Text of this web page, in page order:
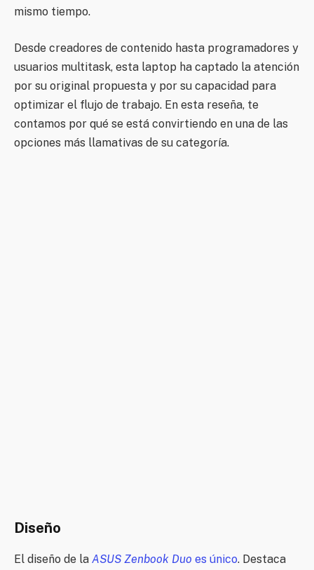
mismo tiempo.
Desde creadores de contenido hasta programadores y
usuarios multitask, esta laptop ha captado la atención
por su original propuesta y por su capacidad para
optimizar el flujo de trabajo. En esta reseña, te
contamos por qué se está convirtiendo en una de las
opciones más llamativas de su categoría.
Diseño
El diseño de la ASUS Zenbook Duo es único. Destaca